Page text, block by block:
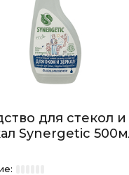
для стекол и
Synergetic